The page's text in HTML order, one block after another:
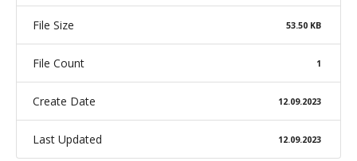
File Size 53.50 KB
File Count 1
Create Date 12.09.2023
Last Updated 12.09.2023